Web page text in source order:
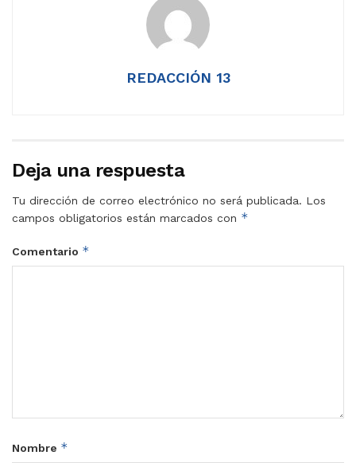
REDACCIÓN 13
Deja una respuesta
Tu dirección de correo electrónico no será publicada. Los
campos obligatorios están marcados con *
Comentario *
Nombre *